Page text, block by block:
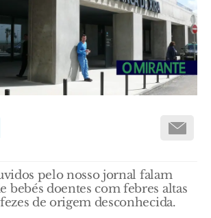
pelo nosso jornal falam
bebés doentes com febres altas
de origem desconhecida.